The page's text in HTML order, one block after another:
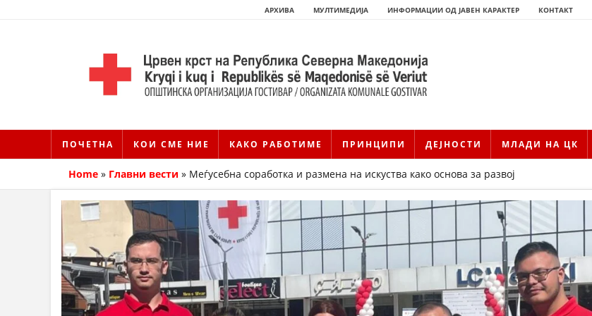
АРХИВА МУЛТИМЕДИЈА ИНФОРМАЦИИ ОД ЈАВЕН КАРАКТЕР КОНТАКТ
ПОЧЕТНА КОИ СМЕ НИЕ КАКО РАБОТИМЕ ПРИНЦИПИ ДЕЈНОСТИ МЛАДИ НА ЦК
HISTORIA E KRYQIT TË KUQ
ИСТОРИЈАТ НА ДВИЖЕЊЕТО
Home » Главни вести » Меѓусебна соработка и размена на искуства како основа за развој